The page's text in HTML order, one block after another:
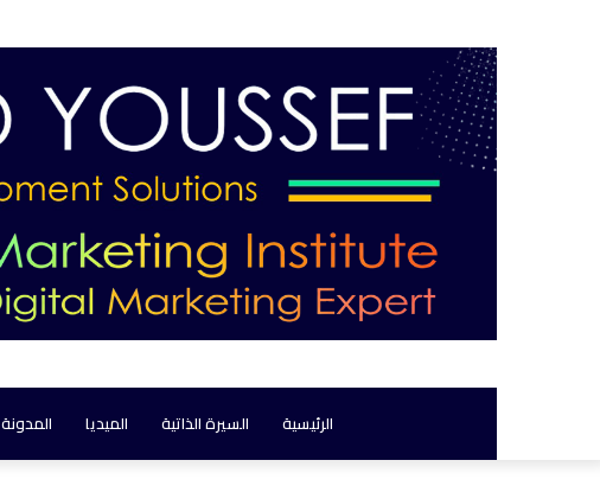
الرئيسية السيرة الذاتية الميديا المدونة